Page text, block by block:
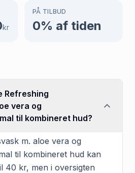
kr
PÅ TILBUD
0% af tiden
Refreshing
vera og
til kombineret hud?
m. aloe vera og
til kombineret hud kan
40 kr, men i oversigten